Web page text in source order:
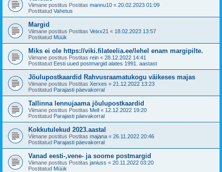
Viimane postitus Postitas mannu10 « 20.02.2023 01:09
Postitatud Vahetus
Margid
Viimane postitus Postitas Veixx21 « 18.02.2023 13:57
Postitatud Müük
Miks ei ole https://viki.filateelia.ee/lehel enam margipilte.
Viimane postitus Postitas rein « 28.12.2022 14:41
Postitatud Eesti uued postmargid alates 1991. aastast
Jõulupostkaardid Rahvusraamatukogu väikeses majas
Viimane postitus Postitas Xerxes « 21.12.2022 13:23
Postitatud Parajasti päevakorral
Tallinna lennujaama jõulupostkaardid
Viimane postitus Postitas Mell « 12.12.2022 19:20
Postitatud Parajasti päevakorral
Kokkutulekud 2023.aastal
Viimane postitus Postitas majana « 26.11.2022 20:46
Postitatud Parajasti päevakorral
Vanad eesti-,vene- ja soome postmargid
Viimane postitus Postitas janiuss « 20.11.2022 03:20
Postitatud Müük